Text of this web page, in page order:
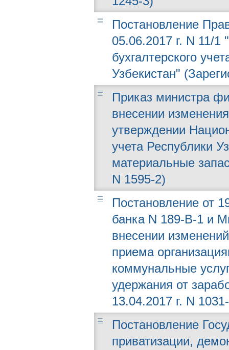
Постановление
05.06.2017 г. N 11/
бухгалтерского
Узбекистан"
Приказ министра
внесении
утверждении
учета Республики
материальные
N 1595-2)
Постановление от
банка N 189-В-1 и
внесении
приема
коммунальные
удержания от
13.04.2017 г. N
Постановление
приватизации,